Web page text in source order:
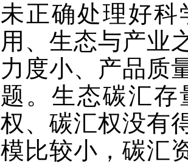
未正确处理好
用、生态与产业
力度小、产品质
题。生态碳汇
权、碳汇权没有
模比较小，碳汇